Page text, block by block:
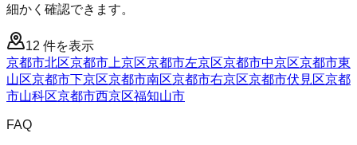
細かく確認できます。
12 件を表示
京都市北区京都市上京区京都市左京区京都市中京区京都市東
山区京都市下京区京都市南区京都市右京区京都市伏見区京都
市山科区京都市西京区福知山市
FAQ